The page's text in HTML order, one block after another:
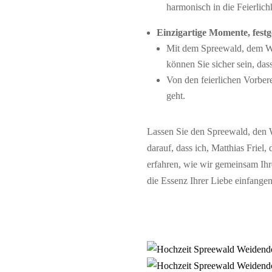
harmonisch in die
Einzigartige Momente,
Mit dem Spreewald, dem
können Sie sicher sein,
Von den feierlichen
geht.
Lassen Sie den Spreewald, den
darauf, dass ich, Matthias Friel,
erfahren, wie wir gemeinsam
die Essenz Ihrer Liebe